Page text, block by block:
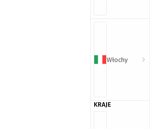
Włochy
KRAJE